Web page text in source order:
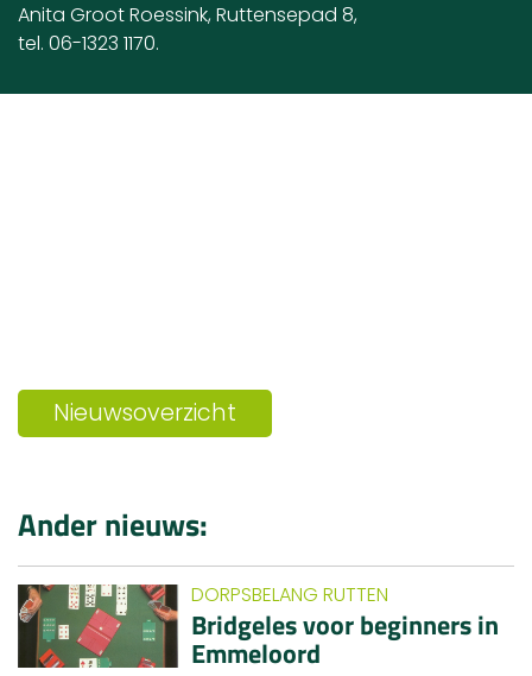
Anita Groot Roessink, Ruttensepad 8,
tel. 06-1323 1170.
Nieuwsoverzicht
Ander nieuws:
DORPSBELANG RUTTEN
Bridgeles voor beginners in
Emmeloord